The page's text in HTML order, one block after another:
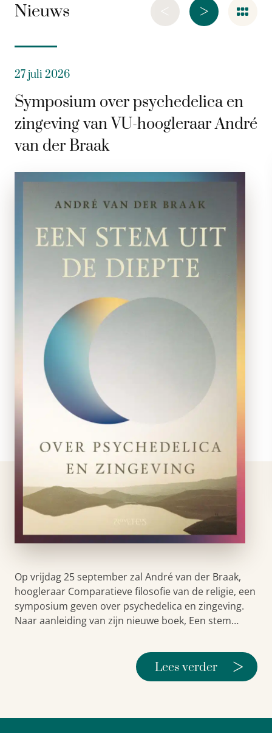
Nieuws >
<
27 juli 2026
Symposium over psychedelica en
zingeving van VU-hoogleraar André
van der Braak
Op vrijdag 25 september zal André van der Braak,
hoogleraar Comparatieve filosofie van de religie, een
symposium geven over psychedelica en zingeving.
Naar aanleiding van zijn nieuwe boek, Een stem…
Lees verder >